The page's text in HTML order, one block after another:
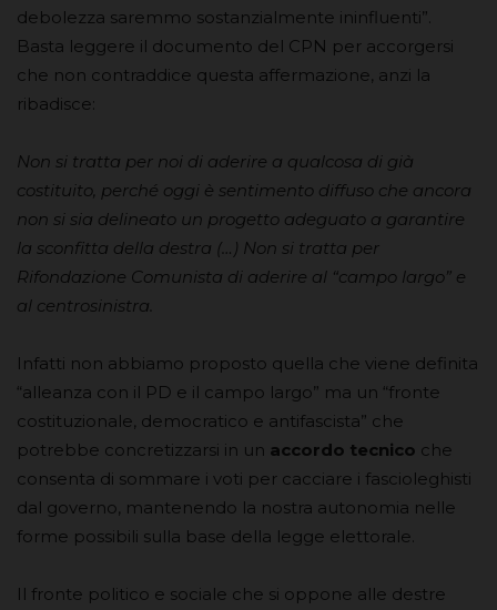
debolezza saremmo sostanzialmente ininfluenti”.
Basta leggere il documento del CPN per accorgersi
che non contraddice questa affermazione, anzi la
ribadisce:
Non si tratta per noi di aderire a qualcosa di già
costituito, perché oggi è sentimento diffuso che ancora
non si sia delineato un progetto adeguato a garantire
la sconfitta della destra (…) Non si tratta per
Rifondazione Comunista di aderire al “campo largo” e
al centrosinistra.
Infatti non abbiamo proposto quella che viene definita
“alleanza con il PD e il campo largo” ma un “fronte
costituzionale, democratico e antifascista” che
potrebbe concretizzarsi in un accordo tecnico che
consenta di sommare i voti per cacciare i fascioleghisti
dal governo, mantenendo la nostra autonomia nelle
forme possibili sulla base della legge elettorale.
Il fronte politico e sociale che si oppone alle destre